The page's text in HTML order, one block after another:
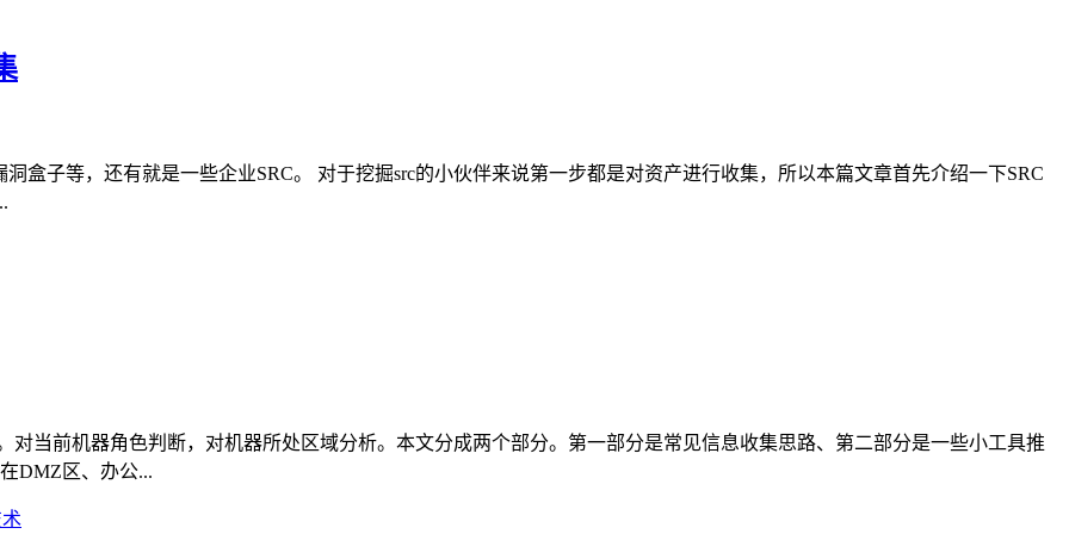
盒子等，还有就是一些企业SRC。 对于挖掘src的小伙伴来说第一步都是对资产进行收集，所以本篇文章首先介绍一下SRC
当前机器角色判断，对机器所处区域分析。本文分成两个部分。第一部分是常见信息收集思路、第二部分是一些小工具推
DMZ区、办公...